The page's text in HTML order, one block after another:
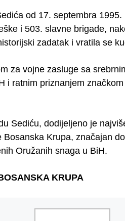
od 17. septembra
i 503. slavne brigade,
zadatak i vratila se
za vojne zasluge sa
i ratnim priznanjem
Sediću, dodijeljeno je
Krupa, značajan
Oružanih snaga u BiH.
KRUPA